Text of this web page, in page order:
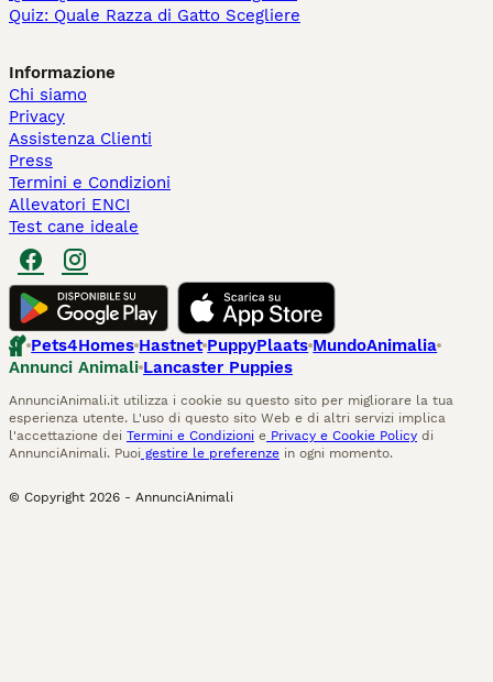
Quiz: Quale Razza di Gatto Scegliere
Informazione
Chi siamo
Privacy
Assistenza Clienti
Press
Termini e Condizioni
Allevatori ENCI
Test cane ideale
Pets4Homes Hastnet PuppyPlaats MundoAnimalia
Annunci Animali Lancaster Puppies
AnnunciAnimali.it utilizza i cookie su questo sito per migliorare la tua
esperienza utente. L'uso di questo sito Web e di altri servizi implica
l'accettazione dei Termini e Condizioni e Privacy e Cookie Policy di
AnnunciAnimali. Puoi gestire le preferenze in ogni momento.
© Copyright 2026 - AnnunciAnimali